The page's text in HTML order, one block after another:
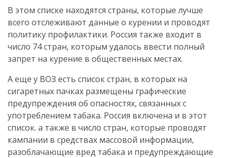
В этом списке находятся страны, которые лучше
всего отслеживают данные о курении и проводят
политику профилактики. Россия также входит в
число 74 стран, которым удалось ввести полный
запрет на курение в общественных местах.
А еще у ВОЗ есть список стран, в которых на
сигаретных пачках размещены графические
предупреждения об опасностях, связанных с
употреблением табака. Россия включена и в этот
список. а также в число стран, которые проводят
кампании в средствах массовой информации,
разоблачающие вред табака и предупреждающие